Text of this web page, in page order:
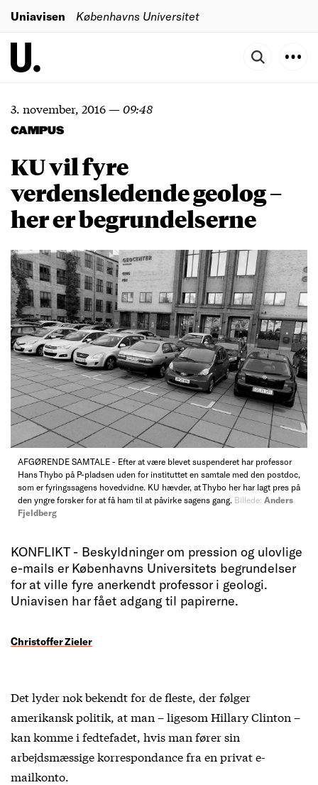
Uniavisen Københavns Universitet
3. november, 2016—09:48
CAMPUS
KU vil fyre
verdensledende geolog –
her er begrundelserne
AFGØRENDE SAMTALE - Efter at være blevet suspenderet har professor
Hans Thybo på P-pladsen uden for instituttet en samtale med den postdoc,
som er fyringssagens hovedvidne. KU hævder, at Thybo her har lagt pres på
den yngre forsker for at få ham til at påvirke sagens gang. Billede: Anders
Fjeldberg
KONFLIKT - Beskyldninger om pression og ulovlige
e-mails er Københavns Universitets begrundelser
for at ville fyre anerkendt professor i geologi.
Uniavisen har fået adgang til papirerne.
Christoffer Zieler
Det lyder nok bekendt for de fleste, der følger
amerikansk politik, at man – ligesom Hillary Clinton –
kan komme i fedtefadet, hvis man fører sin
arbejdsmæssige korrespondance fra en privat e-
mailkonto.